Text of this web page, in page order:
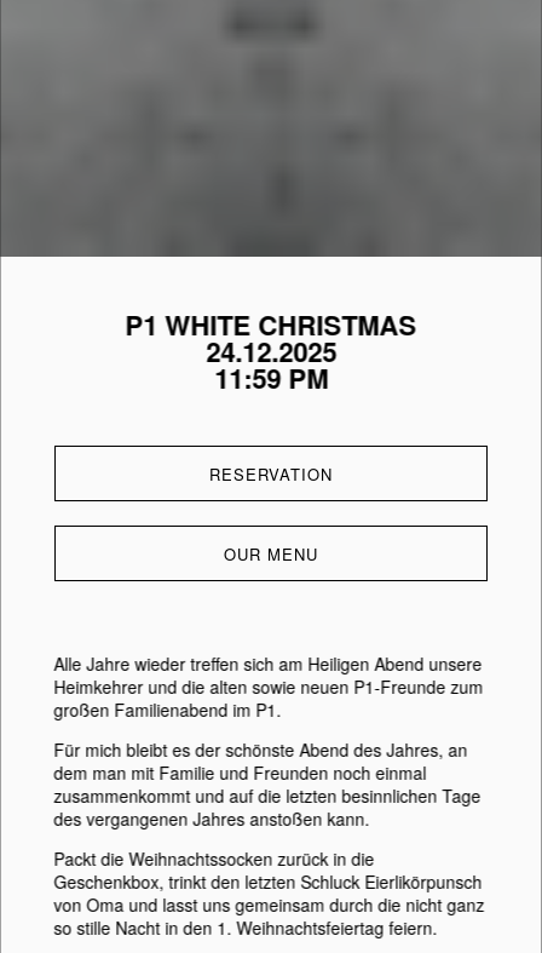
P1 WHITE CHRISTMAS
24.12.2025
11:59 PM
RESERVATION
OUR MENU
Alle Jahre wieder treffen sich am Heiligen Abend unsere
Heimkehrer und die alten sowie neuen P1-Freunde zum
großen Familienabend im P1.
Für mich bleibt es der schönste Abend des Jahres, an
dem man mit Familie und Freunden noch einmal
zusammenkommt und auf die letzten besinnlichen Tage
des vergangenen Jahres anstoßen kann.
Packt die Weihnachtssocken zurück in die
Geschenkbox, trinkt den letzten Schluck Eierlikörpunsch
von Oma und lasst uns gemeinsam durch die nicht ganz
so stille Nacht in den 1. Weihnachtsfeiertag feiern.